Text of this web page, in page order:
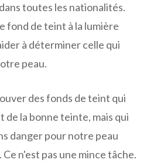
toutes les nationalités.
fond de teint à la lumière
à déterminer celle qui
peau.
des fonds de teint qui
de la bonne teinte, mais qui
danger pour notre peau
n'est pas une mince tâche.